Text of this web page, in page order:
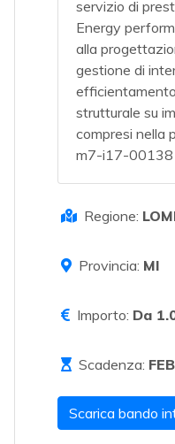
servizio di
Energy
alla
gestione di
strutturale su
compresi nella
m7-i17-00138
Regione:
Provincia: MI
Importo: Da
Scadenza:
Scarica bando